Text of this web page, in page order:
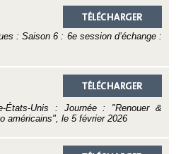
: Saison 6 : 6e session d’échange :
États-Unis : Journée : "Renouer &
américains", le 5 février 2026